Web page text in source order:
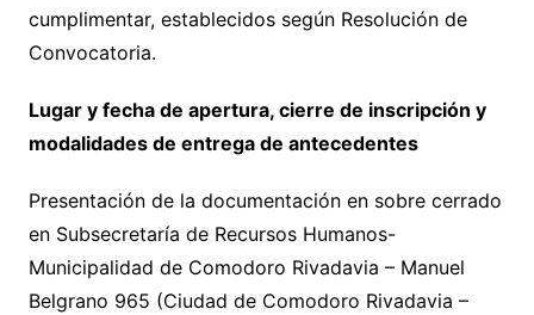
cumplimentar, establecidos según Resolución de
Convocatoria.
Lugar y fecha de apertura, cierre de inscripción y
modalidades de entrega de antecedentes
Presentación de la documentación en sobre cerrado
en Subsecretaría de Recursos Humanos-
Municipalidad de Comodoro Rivadavia – Manuel
Belgrano 965 (Ciudad de Comodoro Rivadavia –